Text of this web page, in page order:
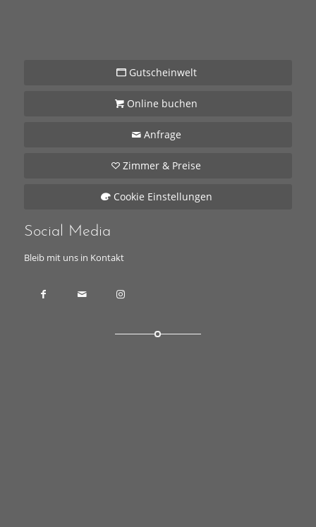
Gutscheinwelt
Online buchen
Anfrage
Zimmer & Preise
Cookie Einstellungen
Social Media
Bleib mit uns in Kontakt